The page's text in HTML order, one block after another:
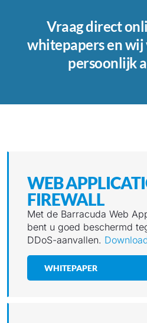
Vraag direct
whitepapers en wij
persoonlijk
WEB
FIREWALL
Met de Barracuda Web
bent u goed beschermd
DDoS-aanvallen.
WHITEPAPER